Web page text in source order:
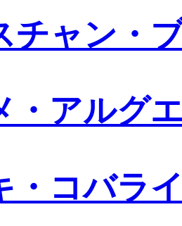
チャン・
・アルグ
・コバラ